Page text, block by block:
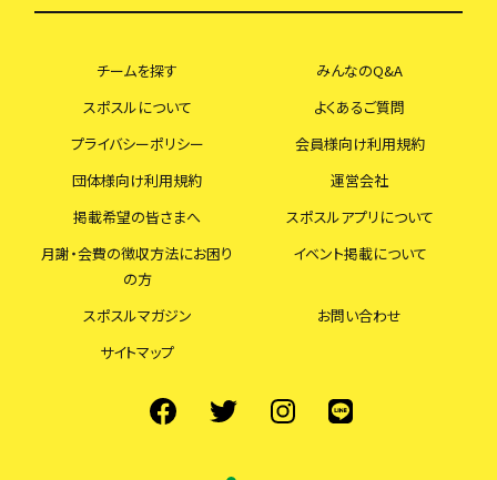
チームを探す
みんなのQ&A
スポスルについて
よくあるご質問
プライバシーポリシー
会員様向け利用規約
団体様向け利用規約
運営会社
掲載希望の皆さまへ
スポスルアプリについて
月謝・会費の徴収方法にお困り
の方
イベント掲載について
スポスルマガジン
お問い合わせ
サイトマップ